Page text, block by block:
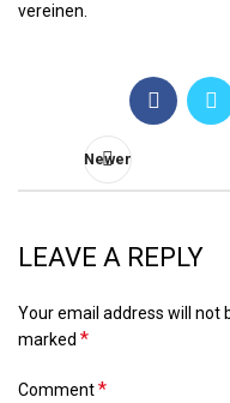
vereinen.
Newer
LEAVE A REPLY
Your email address will not
marked *
Comment*